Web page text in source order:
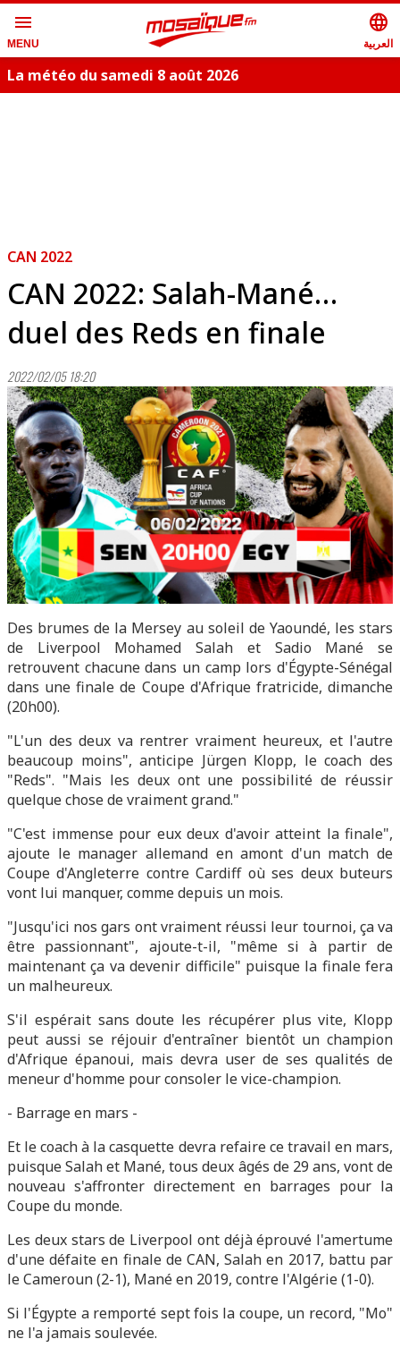
menu
MENU
language
العربية
La météo du samedi 8 août 2026
CAN 2022
CAN 2022: Salah-Mané…
duel des Reds en finale
2022/02/05 18:20
Des brumes de la Mersey au soleil de Yaoundé, les stars
de Liverpool Mohamed Salah et Sadio Mané se
retrouvent chacune dans un camp lors d'Égypte-Sénégal
dans une finale de Coupe d'Afrique fratricide, dimanche
(20h00).
"L'un des deux va rentrer vraiment heureux, et l'autre
beaucoup moins", anticipe Jürgen Klopp, le coach des
"Reds". "Mais les deux ont une possibilité de réussir
quelque chose de vraiment grand."
"C'est immense pour eux deux d'avoir atteint la finale",
ajoute le manager allemand en amont d'un match de
Coupe d'Angleterre contre Cardiff où ses deux buteurs
vont lui manquer, comme depuis un mois.
"Jusqu'ici nos gars ont vraiment réussi leur tournoi, ça va
être passionnant", ajoute-t-il, "même si à partir de
maintenant ça va devenir difficile" puisque la finale fera
un malheureux.
S'il espérait sans doute les récupérer plus vite, Klopp
peut aussi se réjouir d'entraîner bientôt un champion
d'Afrique épanoui, mais devra user de ses qualités de
meneur d'homme pour consoler le vice-champion.
- Barrage en mars -
Et le coach à la casquette devra refaire ce travail en mars,
puisque Salah et Mané, tous deux âgés de 29 ans, vont de
nouveau s'affronter directement en barrages pour la
Coupe du monde.
Les deux stars de Liverpool ont déjà éprouvé l'amertume
d'une défaite en finale de CAN, Salah en 2017, battu par
le Cameroun (2-1), Mané en 2019, contre l'Algérie (1-0).
Si l'Égypte a remporté sept fois la coupe, un record, "Mo"
ne l'a jamais soulevée.